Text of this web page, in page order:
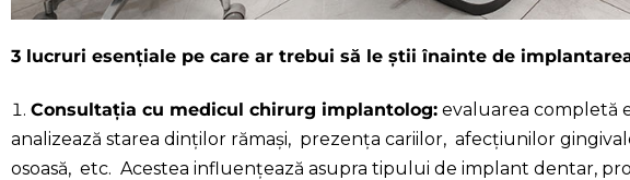
3 lucruri esențiale pe care ar trebui să le știi înainte de
Consultația cu medicul chirurg implantolog: evaluarea completă
analizează starea dinților rămași, prezența cariilor, afecțiunilor
osoasă, etc. Acestea influențează asupra tipului de implant dentar,